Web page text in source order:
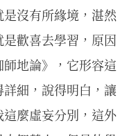
沒有所緣境，湛然
歡喜去學習，原因
地論》，它形容這
細，說得明白，讓
麼虛妄分別，這外